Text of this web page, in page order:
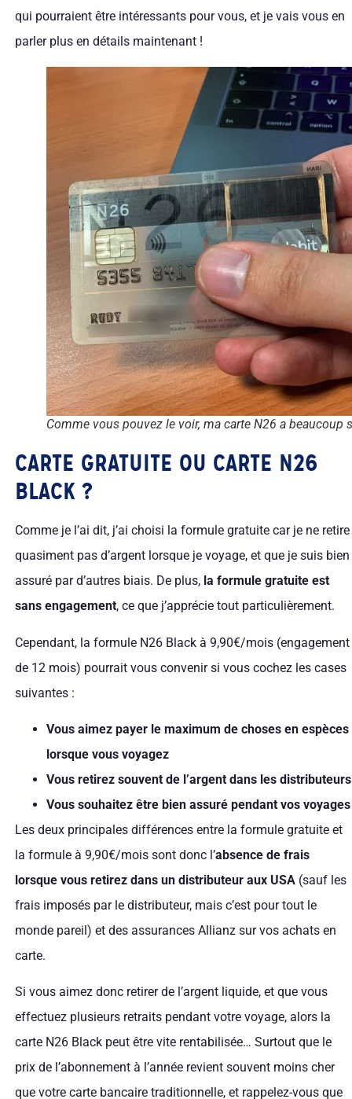
qui pourraient être intéressants pour vous, et je vais vous en
parler plus en détails maintenant !
Comme vous pouvez le voir, ma carte N26 a beaucoup
CARTE GRATUITE OU CARTE N26
BLACK ?
Comme je l’ai dit, j’ai choisi la formule gratuite car je ne retire
quasiment pas d’argent lorsque je voyage, et que je suis bien
assuré par d’autres biais. De plus, la formule gratuite est
sans engagement, ce que j’apprécie tout particulièrement.
Cependant, la formule N26 Black à 9,90€/mois (engagement
de 12 mois) pourrait vous convenir si vous cochez les cases
suivantes :
Vous aimez payer le maximum de choses en espèces
lorsque vous voyagez
Vous retirez souvent de l’argent dans les distributeurs
Vous souhaitez être bien assuré pendant vos voyages
Les deux principales différences entre la formule gratuite et
la formule à 9,90€/mois sont donc l’absence de frais
lorsque vous retirez dans un distributeur aux USA(sauf les
frais imposés par le distributeur, mais c’est pour tout le
monde pareil) et des assurances Allianz sur vos achats en
carte.
Si vous aimez donc retirer de l’argent liquide, et que vous
effectuez plusieurs retraits pendant votre voyage, alors la
carte N26 Black peut être vite rentabilisée… Surtout que le
prix de l’abonnement à l’année revient souvent moins cher
que votre carte bancaire traditionnelle, et rappelez-vous que